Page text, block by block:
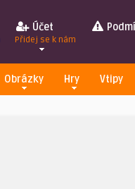
Účet
Přidej se k nám
Obrázky Hry Vtipy